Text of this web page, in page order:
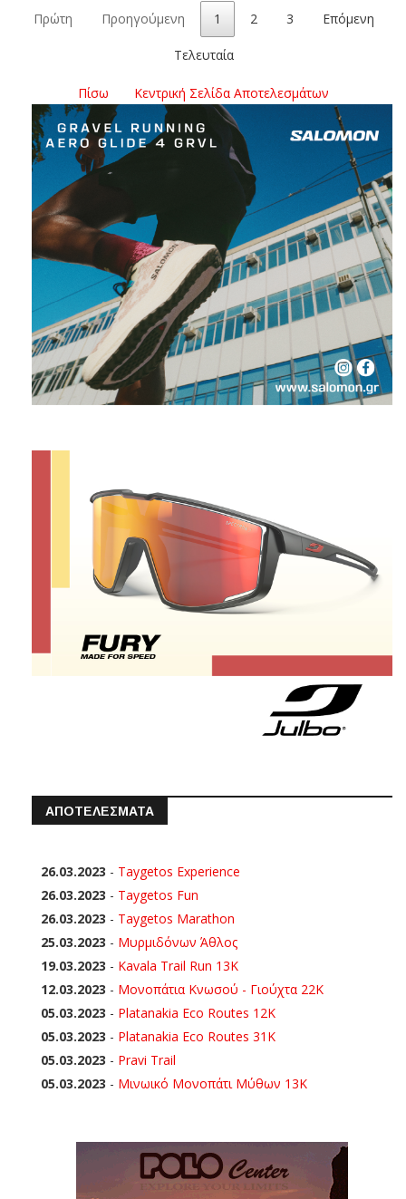
Πρώτη Προηγούμενη 1 2 3 Επόμενη
Τελευταία
Πίσω Κεντρική Σελίδα Αποτελεσμάτων
ΑΠΟΤΕΛΕΣΜΑΤΑ
26.03.2023 - Taygetos Experience
26.03.2023 - Taygetos Fun
26.03.2023 - Taygetos Marathon
25.03.2023 - Μυρμιδόνων Άθλος
19.03.2023 - Kavala Trail Run 13K
12.03.2023 - Μονοπάτια Κνωσού - Γιούχτα 22Κ
05.03.2023 - Platanakia Eco Routes 12K
05.03.2023 - Platanakia Eco Routes 31K
05.03.2023 - Pravi Trail
05.03.2023 - Μινωικό Μονοπάτι Μύθων 13Κ